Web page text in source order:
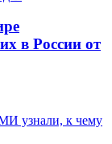
в России от